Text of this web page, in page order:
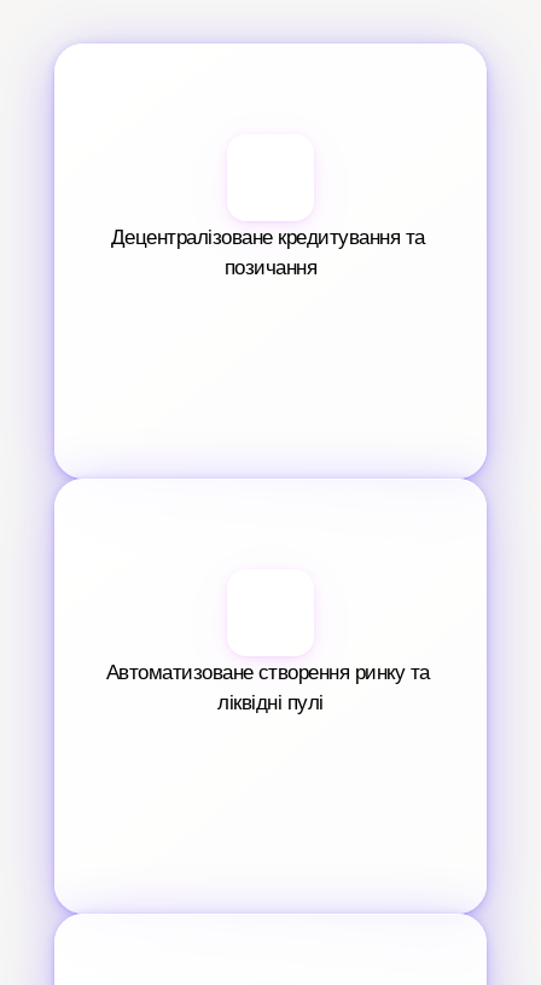
Децентралізоване кредитування та
позичання
Автоматизоване створення ринку та
ліквідні пулі